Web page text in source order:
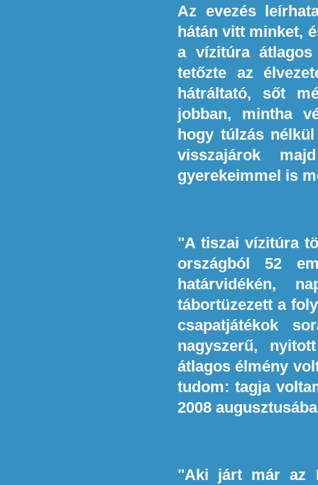
Az evezés
hátán vitt minket,
a vízitúra
tetőzte az
hátráltató, sőt
jobban, mintha
hogy túlzás
visszajárok
gyerekeimmel is
"A tiszai vízitúra
országból 52
határvidékén,
tábortüzezett a
csapatjátékok
nagyszerű,
átlagos élmény
tudom: tagja
2008
"Aki járt már az